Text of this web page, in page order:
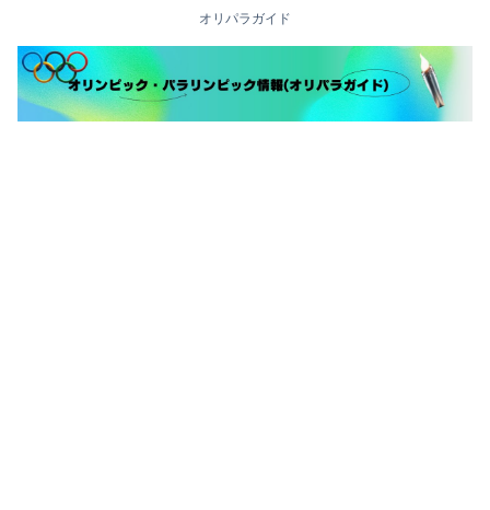
オリパラガイド